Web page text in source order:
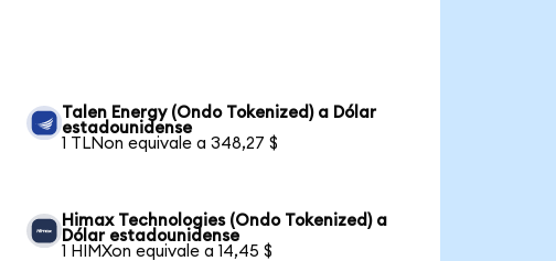
Talen Energy (Ondo Tokenized) a Dólar
estadounidense
1 TLNon equivale a 348,27 $
Himax Technologies (Ondo Tokenized) a
Dólar estadounidense
1 HIMXon equivale a 14,45 $